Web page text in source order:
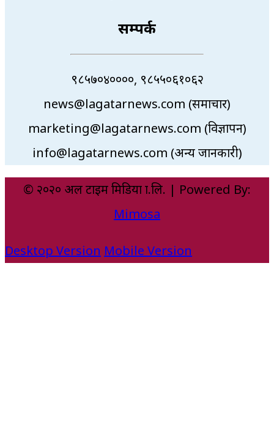
सम्पर्क
९८५७०४००००, ९८५५०६१०६२
news@lagatarnews.com (समाचार)
marketing@lagatarnews.com (विज्ञापन)
info@lagatarnews.com (अन्य जानकारी)
© २०२० अल टाइम मिडिया प्रा.लि. | Powered By:
Mimosa
Desktop Version Mobile Version